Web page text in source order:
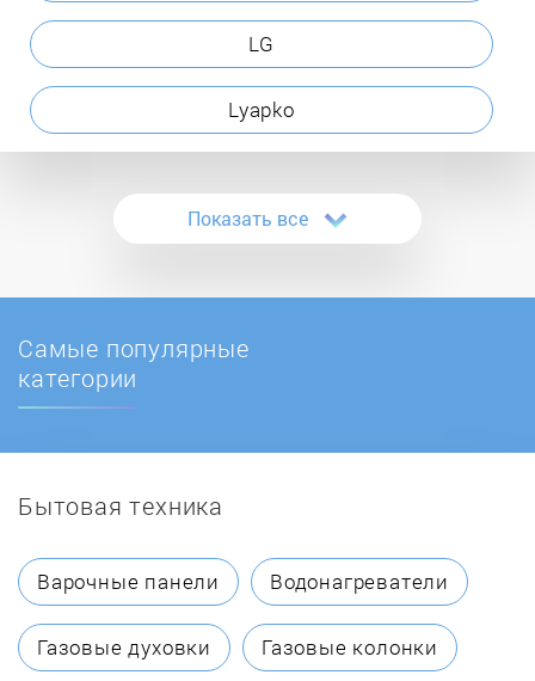
LG
Lyapko
NEO-TEC
Nevoton
Показать все
Самые популярные
категории
Бытовая техника
Варочные панели Водонагреватели
Газовые духовки Газовые колонки